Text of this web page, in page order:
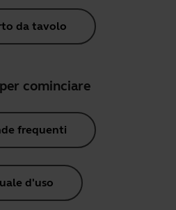
da tavolo
cominciare
frequenti
d'uso